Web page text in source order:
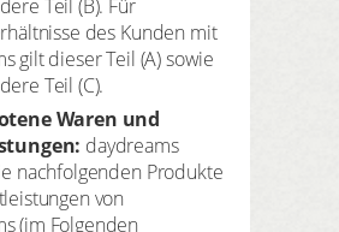
Teil (B). Für
des Kunden mit
gilt dieser Teil (A) sowie
Teil (C).
Waren und
daydreams
nachfolgenden Produkte
von
(im Folgenden